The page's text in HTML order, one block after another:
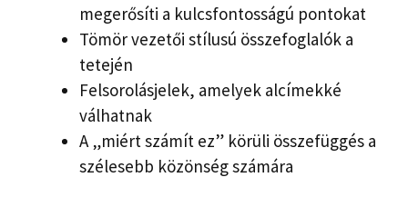
megerősíti a kulcsfontosságú pontokat
Tömör vezetői stílusú összefoglalók a
tetején
Felsorolásjelek, amelyek alcímekké
válhatnak
A „miért számít ez” körüli összefüggés a
szélesebb közönség számára